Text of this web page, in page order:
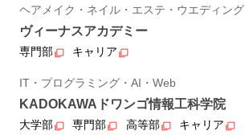
ヘアメイク・ネイル・エステ・ウエディング
ヴィーナスアカデミー
専門部 キャリア
IT・プログラミング・AI・Web
KADOKAWAドワンゴ情報工科学院
大学部 専門部 高等部 キャリア